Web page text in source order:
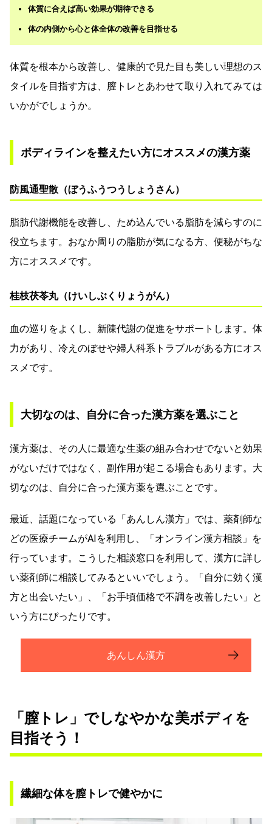
体質に合えば高い効果が期待できる
体の内側から心と体全体の改善を目指せる
体質を根本から改善し、健康的で見た目も美しい理想のス
タイルを目指す方は、膣トレとあわせて取り入れてみては
いかがでしょうか。
ボディラインを整えたい方にオススメの漢方薬
防風通聖散（ぼうふうつうしょうさん）
脂肪代謝機能を改善し、ため込んでいる脂肪を減らすのに
役立ちます。おなか周りの脂肪が気になる方、便秘がちな
方にオススメです。
桂枝茯苓丸（けいしぶくりょうがん）
血の巡りをよくし、新陳代謝の促進をサポートします。体
力があり、冷えのぼせや婦人科系トラブルがある方にオス
スメです。
大切なのは、自分に合った漢方薬を選ぶこと
漢方薬は、その人に最適な生薬の組み合わせでないと効果
がないだけではなく、副作用が起こる場合もあります。大
切なのは、自分に合った漢方薬を選ぶことです。
最近、話題になっている「あんしん漢方」では、薬剤師な
どの医療チームがAIを利用し、「オンライン漢方相談」を
行っています。こうした相談窓口を利用して、漢方に詳し
い薬剤師に相談してみるといいでしょう。「自分に効く漢
方と出会いたい」、「お手頃価格で不調を改善したい」と
いう方にぴったりです。
あんしん漢方
「膣トレ」でしなやかな美ボディを
目指そう！
繊細な体を膣トレで健やかに